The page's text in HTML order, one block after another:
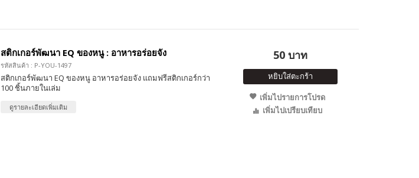
สติกเกอร์พัฒนา EQ ของหนู : อาหารอร่อยจัง
รหัสสินค้า : P-YOU-1497
สติกเกอร์พัฒนา EQ ของหนู อาหารอร่อยจัง แถมฟรีสติกเกอร์กว่า
100 ชิ้นภายในเล่ม
ดูรายละเอียดเพิ่มเติม
50 บาท
หยิบใส่ตะกร้า
เพิ่มไปรายการโปรด
เพิ่มไปเปรียบเทียบ